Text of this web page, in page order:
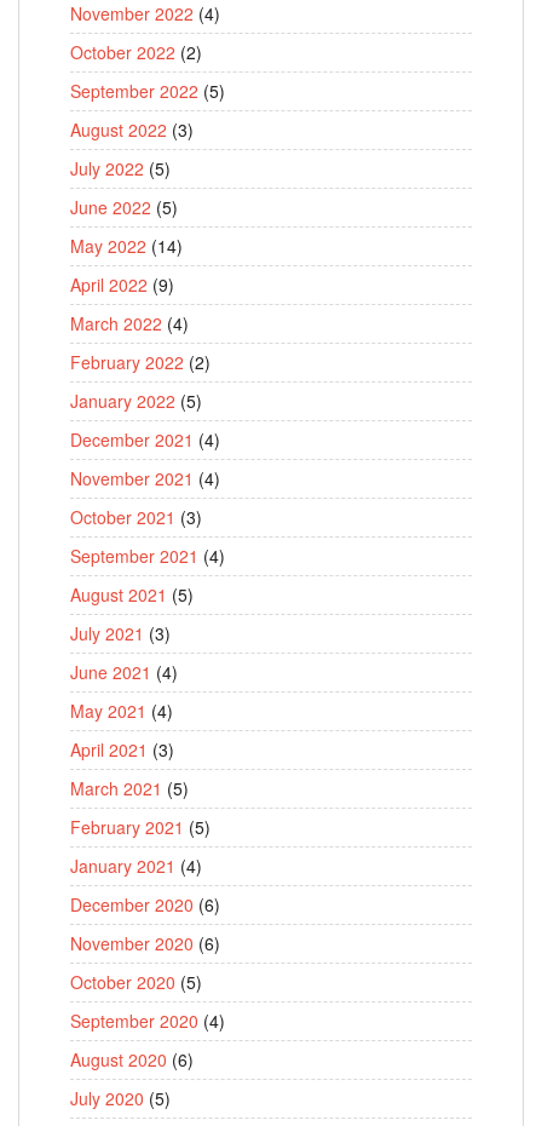
November 2022 (4)
October 2022 (2)
September 2022 (5)
August 2022 (3)
July 2022 (5)
June 2022 (5)
May 2022 (14)
April 2022 (9)
March 2022 (4)
February 2022 (2)
January 2022 (5)
December 2021 (4)
November 2021 (4)
October 2021 (3)
September 2021 (4)
August 2021 (5)
July 2021 (3)
June 2021 (4)
May 2021 (4)
April 2021 (3)
March 2021 (5)
February 2021 (5)
January 2021 (4)
December 2020 (6)
November 2020 (6)
October 2020 (5)
September 2020 (4)
August 2020 (6)
July 2020 (5)